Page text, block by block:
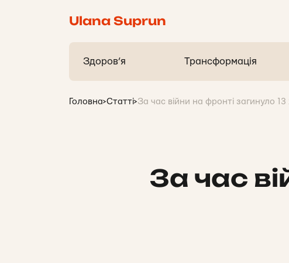
Ulana Suprun
Здоров’я Трансформація
Головна>Статті>За час війни на фронті загинуло 13
За час